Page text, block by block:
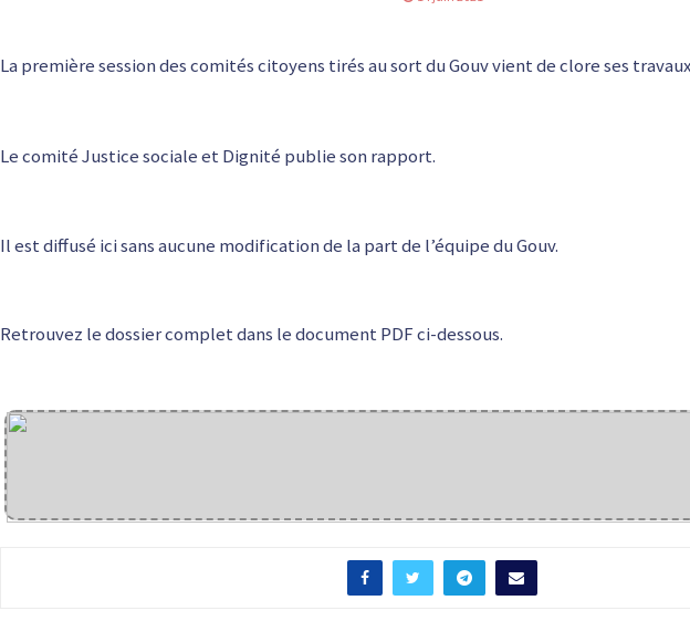
La première session des comités citoyens tirés au sort du Gouv vient de clore ses
Le comité Justice sociale et Dignité publie son rapport.
Il est diffusé ici sans aucune modification de la part de l’équipe du Gouv.
Retrouvez le dossier complet dans le document PDF ci-dessous.